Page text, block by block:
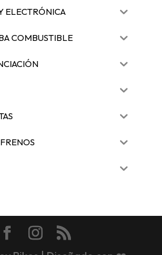
ELECTRÓNICA
COMBUSTIBLE